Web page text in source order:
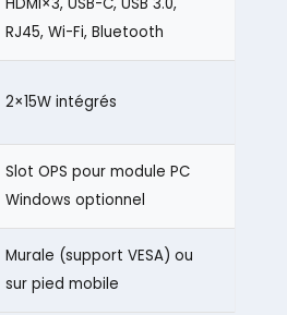
RJ45, Wi-Fi, Bluetooth
2×15W intégrés
Slot OPS pour module PC
Windows optionnel
Murale (support VESA) ou
sur pied mobile